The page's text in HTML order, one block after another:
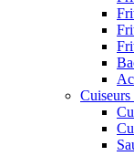
Cuiseurs